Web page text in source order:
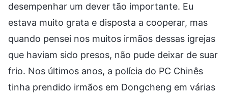
desempenhar um dever tão importante. Eu
estava muito grata e disposta a cooperar, mas
quando pensei nos muitos irmãos dessas igrejas
que haviam sido presos, não pude deixar de suar
frio. Nos últimos anos, a polícia do PC Chinês
tinha prendido irmãos em Dongcheng em várias